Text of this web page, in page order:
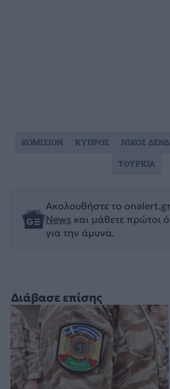
Διάβασε επίσης
Ακολουθήστε το
News και μάθετε πρώτοι
για την άμυνα.
ΚΟΜΙΣΙΟΝ ΚΥΠΡΟΣ ΝΙΚΟΣ
ΤΟΥΡΚΙΑ